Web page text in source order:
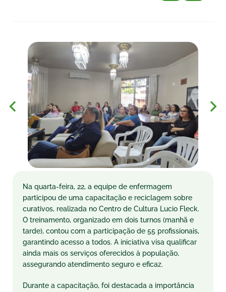
Na quarta-feira, 22, a equipe de enfermagem
participou de uma capacitação e reciclagem sobre
curativos, realizada no Centro de Cultura Lucio Fleck.
O treinamento, organizado em dois turnos (manhã e
tarde), contou com a participação de 55 profissionais,
garantindo acesso a todos. A iniciativa visa qualificar
ainda mais os serviços oferecidos à população,
assegurando atendimento seguro e eficaz.
Durante a capacitação, foi destacada a importância